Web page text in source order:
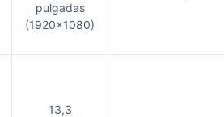
pulgadas
(1920×1080)
13,3